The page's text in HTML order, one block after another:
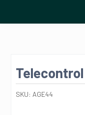
SKU: AGE44